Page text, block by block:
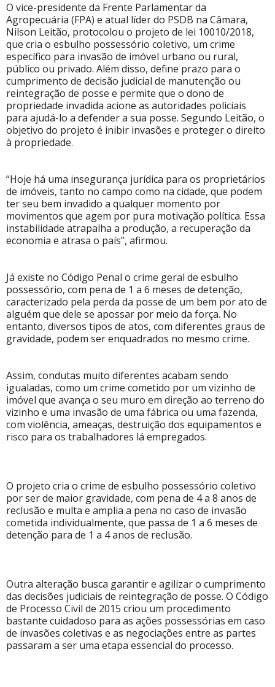
O vice-presidente da Frente Parlamentar da
Agropecuária (FPA) e atual líder do PSDB na Câmara,
Nilson Leitão, protocolou o projeto de lei 10010/2018,
que cria o esbulho possessório coletivo, um crime
específico para invasão de imóvel urbano ou rural,
público ou privado. Além disso, define prazo para o
cumprimento de decisão judicial de manutenção ou
reintegração de posse e permite que o dono de
propriedade invadida acione as autoridades policiais
para ajudá-lo a defender a sua posse. Segundo Leitão, o
objetivo do projeto é inibir invasões e proteger o direito
à propriedade.
“Hoje há uma insegurança jurídica para os proprietários
de imóveis, tanto no campo como na cidade, que podem
ter seu bem invadido a qualquer momento por
movimentos que agem por pura motivação política. Essa
instabilidade atrapalha a produção, a recuperação da
economia e atrasa o país”, afirmou.
Já existe no Código Penal o crime geral de esbulho
possessório, com pena de 1 a 6 meses de detenção,
caracterizado pela perda da posse de um bem por ato de
alguém que dele se apossar por meio da força. No
entanto, diversos tipos de atos, com diferentes graus de
gravidade, podem ser enquadrados no mesmo crime.
Assim, condutas muito diferentes acabam sendo
igualadas, como um crime cometido por um vizinho de
imóvel que avança o seu muro em direção ao terreno do
vizinho e uma invasão de uma fábrica ou uma fazenda,
com violência, ameaças, destruição dos equipamentos e
risco para os trabalhadores lá empregados.
O projeto cria o crime de esbulho possessório coletivo
por ser de maior gravidade, com pena de 4 a 8 anos de
reclusão e multa e amplia a pena no caso de invasão
cometida individualmente, que passa de 1 a 6 meses de
detenção para de 1 a 4 anos de reclusão.
Outra alteração busca garantir e agilizar o cumprimento
das decisões judiciais de reintegração de posse. O Código
de Processo Civil de 2015 criou um procedimento
bastante cuidadoso para as ações possessórias em caso
de invasões coletivas e as negociações entre as partes
passaram a ser uma etapa essencial do processo.